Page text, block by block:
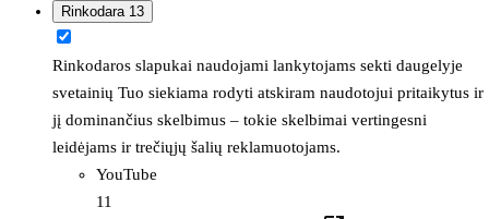
Rinkodara 13
Rinkodaros slapukai naudojami lankytojams sekti daugelyje
svetainių Tuo siekiama rodyti atskiram naudotojui pritaikytus ir
jį dominančius skelbimus – tokie skelbimai vertingesni
leidėjams ir trečiųjų šalių reklamuotojams.
YouTube
11